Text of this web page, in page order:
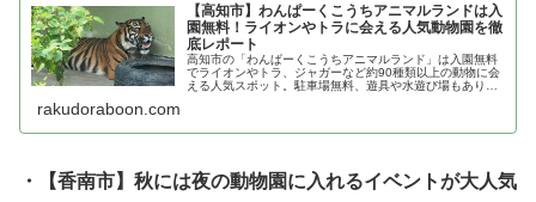
【高知市】わんぱーくこうちアニマルランドは入
園無料！ライオンやトラに会える人気動物園を徹
底レポート
高知市の「わんぱーくこうちアニマルランド」は入園無料
でライオンやトラ、ジャガーなど約90種類以上の動物に会
える人気スポット。駐車場無料、遊具や水遊び場もあり子
rakudoraboon.com
・【香南市】秋には夜の動物園に入れるイベントが大人気